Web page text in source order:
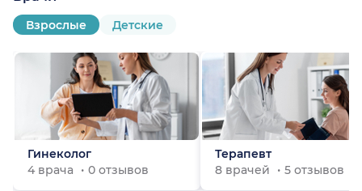
Взрослые Детские
Гинеколог
4 врача
0 отзывов
Терапевт
8 врачей
5 отзывов